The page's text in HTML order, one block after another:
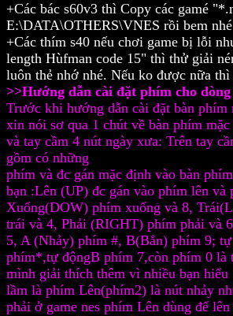
+Các bác s60v3 thì Copy các gamé
E:\DATA\OTHERS\VNES rồi bem nhé
+Các thím s40 nếu chơi game bị lỗi
length Hùfman code 15" thì thử giải
luôn thẻ nhớ nhé. Nếu ko được nữa
>>Hướng dẫn cài đặt phím cho
Trước khi hướng dẫn cài đặt bàn phím
xin nói sơ qua 1 chút về bàn phím mặc
và tay cầm 4 nút ngày xưa: Trên tay
gồm có những
phím và đc gán mặc định vào bàn
bạn :Lên (UP) đc gán vào phím lên và
Xuống(DOW) phím xuống và 8,
trái và 4, Phải (RIGHT) phím phải và
5, A (Nhảy) phím #, B(Bắn) phím 9;
phím*,tự độngB phím 7,còn phím 0 là
mình giải thích thêm vì nhiều bạn hiểu
lầm là phím Lên(phím2) là nút nhảy
phải ở game nes phím Lên dùng để lên